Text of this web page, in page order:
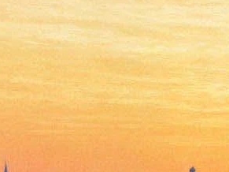
режиссер
про Незнайку
изумрудного
Версия для печати